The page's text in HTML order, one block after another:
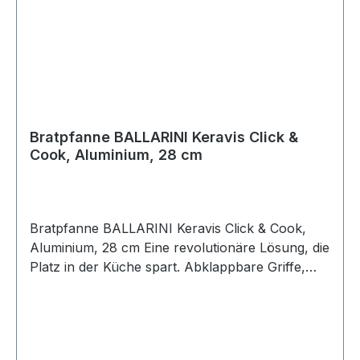
Bratpfanne BALLARINI Keravis Click &
Cook, Aluminium, 28 cm
Bratpfanne BALLARINI Keravis Click & Cook,
Aluminium, 28 cm Eine revolutionäre Lösung, die
Platz in der Küche spart. Abklappbare Griffe,